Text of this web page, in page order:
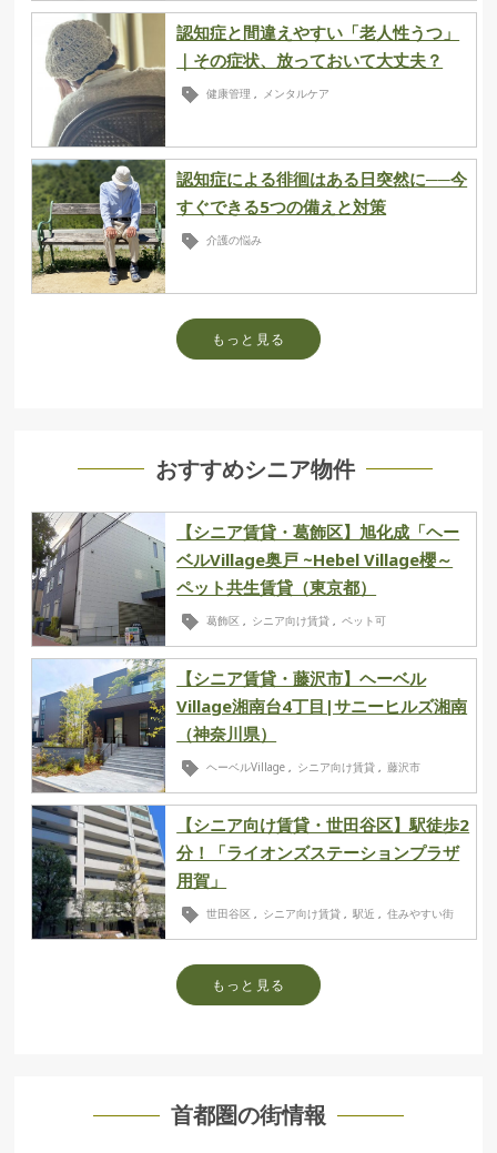
認知症と間違えやすい「老人性うつ」
｜その症状、放っておいて大丈夫？
健康管理 , メンタルケア
認知症による徘徊はある日突然に──今
すぐできる5つの備えと対策
介護の悩み
もっと見る
おすすめシニア物件
【シニア賃貸・葛飾区】旭化成「ヘー
ベルVillage奥戸 ~Hebel Village櫻～
ペット共生賃貸（東京都）
葛飾区 , シニア向け賃貸 , ペット可
【シニア賃貸・藤沢市】ヘーベル
Village湘南台4丁目|サニーヒルズ湘南
（神奈川県）
ヘーベルVillage , シニア向け賃貸 , 藤沢市
【シニア向け賃貸・世田谷区】駅徒歩2
分！「ライオンズステーションプラザ
用賀」
世田谷区 , シニア向け賃貸 , 駅近 , 住みやすい街
もっと見る
首都圏の街情報